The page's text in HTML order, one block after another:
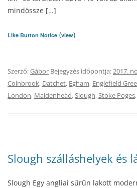
mindössze […]
Like Button Notice (view)
Szerző:Gábor Bejegyzés időpontja:2017.
Colnbrook, Datchet, Egham, Englefield
London, Maidenhead,Slough,Stoke Poges,
Slough szálláshelyek és
Slough Egy angliai sűrűn lakott